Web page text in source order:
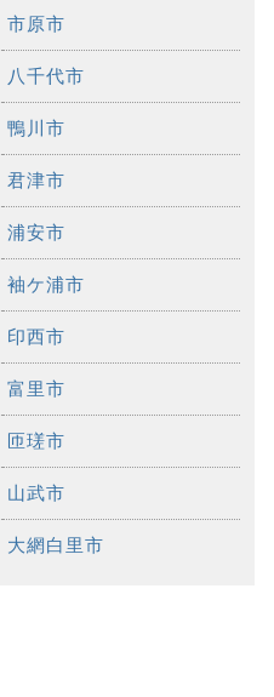
市原市
八千代市
鴨川市
君津市
浦安市
袖ケ浦市
印西市
富里市
匝瑳市
山武市
大網白里市